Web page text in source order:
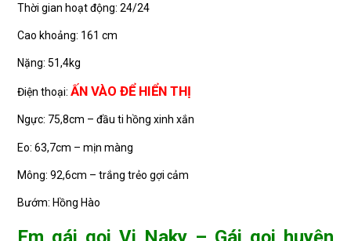
Thời gian hoạt động: 24/24
Cao khoảng: 161 cm
Nặng: 51,4kg
Điện thoại:ẤN VÀO ĐỂ HIỂN THỊ
Ngực: 75,8cm – đầu ti hồng xinh xắn
Eo: 63,7cm – mịn màng
Mông: 92,6cm – trắng trẻo gợi cảm
Bướm: Hồng Hào